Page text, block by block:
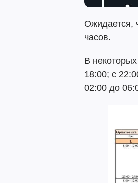
Ожидается,
часов.
В
18:00; с
02:00 до